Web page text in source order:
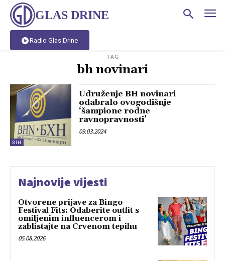
GLAS DRINE
Radio Glas Drine
TAG
bh novinari
BIH
Udruženje BH novinari
odabralo ovogodišnje
‘šampione rodne
ravnopravnosti’
09.03.2024
Najnovije vijesti
Otvorene prijave za Bingo
Festival Fits: Odaberite outfit s
omiljenim influencerom i
zablistajte na Crvenom tepihu
05.08.2026